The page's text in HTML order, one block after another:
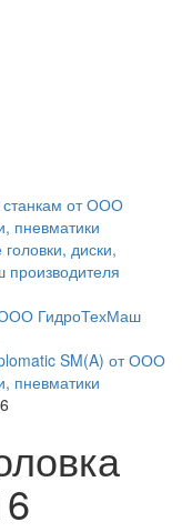
станкам от ООО
пневматики
диски,
ООО ГидроТехМаш
SM(A) от ООО
пневматики